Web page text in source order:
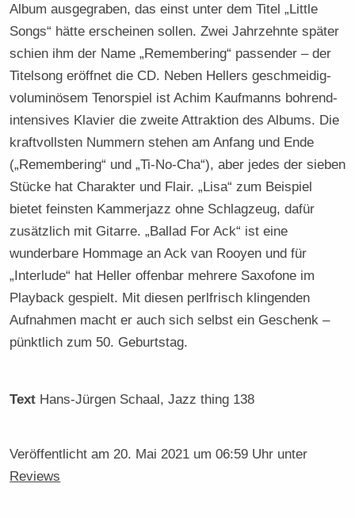
Album ausgegraben, das einst unter dem Titel „Little
Songs“ hätte erscheinen sollen. Zwei Jahrzehnte später
schien ihm der Name „Remembering“ passender – der
Titelsong eröffnet die CD. Neben Hellers geschmeidig-
voluminösem Tenorspiel ist Achim Kaufmanns bohrend-
intensives Klavier die zweite Attraktion des Albums. Die
kraftvollsten Nummern stehen am Anfang und Ende
(„Remembering“ und „Ti-No-Cha“), aber jedes der sieben
Stücke hat Charakter und Flair. „Lisa“ zum Beispiel
bietet feinsten Kammerjazz ohne Schlagzeug, dafür
zusätzlich mit Gitarre. „Ballad For Ack“ ist eine
wunderbare Hommage an Ack van Rooyen und für
„Interlude“ hat Heller offenbar mehrere Saxofone im
Playback gespielt. Mit diesen perlfrisch klingenden
Aufnahmen macht er auch sich selbst ein Geschenk –
pünktlich zum 50. Geburtstag.
Text Hans-Jürgen Schaal, Jazz thing 138
Veröffentlicht am 20. Mai 2021 um 06:59 Uhr unter
Reviews